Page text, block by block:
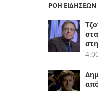
ΡΟΗ ΕΙΔΗΣΕΩΝ